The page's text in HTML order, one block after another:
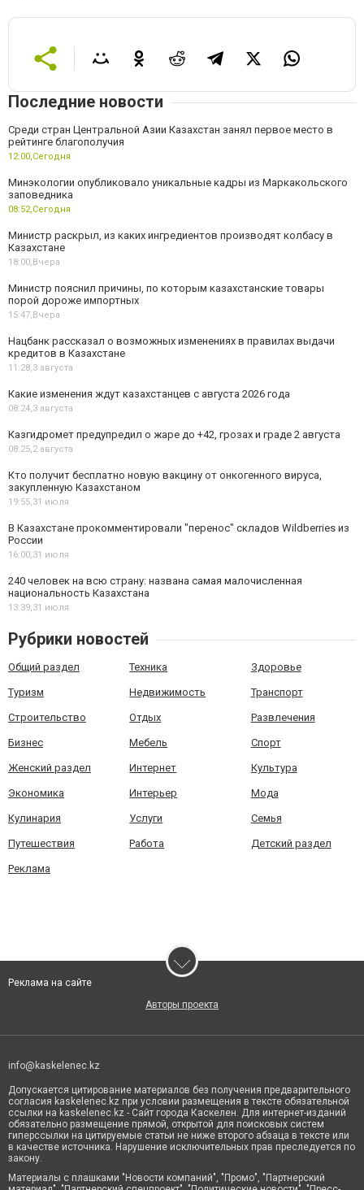
Последние новости
Среди стран Центральной Азии Казахстан занял первое место в
рейтинге благополучия
12:00,Сегодня
Минэкологии опубликовало уникальные кадры из Маркакольского
заповедника
08:52,Сегодня
Министр раскрыл, из каких ингредиентов производят колбасу в
Казахстане
18:00,Вчера
Министр пояснил причины, по которым казахстанские товары
порой дороже импортных
15:47,Вчера
Нацбанк рассказал о возможных изменениях в правилах выдачи
кредитов в Казахстане
11:28,3 августа
Какие изменения ждут казахстанцев с августа 2026 года
08:24,3 августа
Казгидромет предупредил о жаре до +42, грозах и граде 2 августа
08:25,2 августа
Кто получит бесплатно новую вакцину от онкогенного вируса,
закупленную Казахстаном
19:55,31 июля
В Казахстане прокомментировали "перенос" складов Wildberries из
России
16:00,31 июля
240 человек на всю страну: названа самая малочисленная
национальность Казахстана
13:39,31 июля
Рубрики новостей
Общий раздел Техника Здоровье
Туризм Недвижимость Транспорт
Строительство Отдых Развлечения
Бизнес Мебель Спорт
Женский раздел Интернет Культура
Экономика Интерьер Мода
Кулинария Услуги Семья
Путешествия Работа Детский раздел
Реклама
Реклама на сайте
Авторы проекта
info@kaskelenec.kz
Допускается цитирование материалов без получения предварительного
согласия kaskelenec.kz при условии размещения в тексте обязательной
ссылки на kaskelenec.kz - Сайт города Каскелен. Для интернет-изданий
обязательно размещение прямой, открытой для поисковых систем
гиперссылки на цитируемые статьи не ниже второго абзаца в тексте или
в качестве источника. Нарушение исключительных прав преследуется по
закону.
Материалы с плашками "Новости компаний", "Промо", "Партнерский